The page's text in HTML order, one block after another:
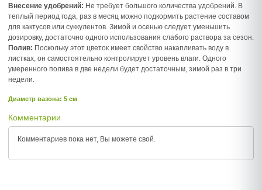
Внесение удобрений: Не требует большого количества удобрений. В
теплый период года, раз в месяц можно подкормить растение составом
для кактусов или суккулентов. Зимой и осенью следует уменьшить
дозировку, достаточно одного использования слабого раствора за сезон.
Полив: Поскольку этот цветок имеет свойство накапливать воду в
листках, он самостоятельно контролирует уровень влаги. Одного
умеренного полива в две недели будет достаточным, зимой раз в три
недели.
Диаметр вазона: 5 см
Комментарии
Комментариев пока нет, Вы можете свой.